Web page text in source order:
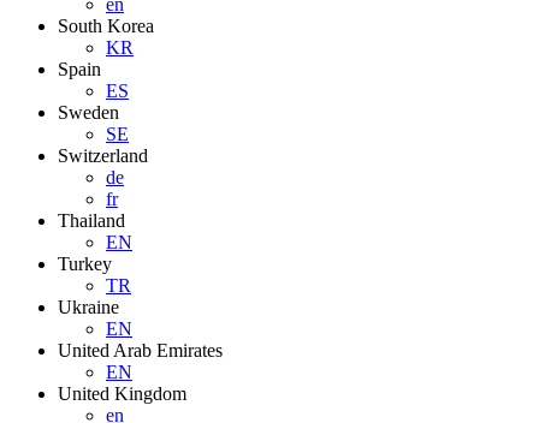
en
South Korea
KR
Spain
ES
Sweden
SE
Switzerland
de
fr
Thailand
EN
Turkey
TR
Ukraine
EN
United Arab Emirates
EN
United Kingdom
en